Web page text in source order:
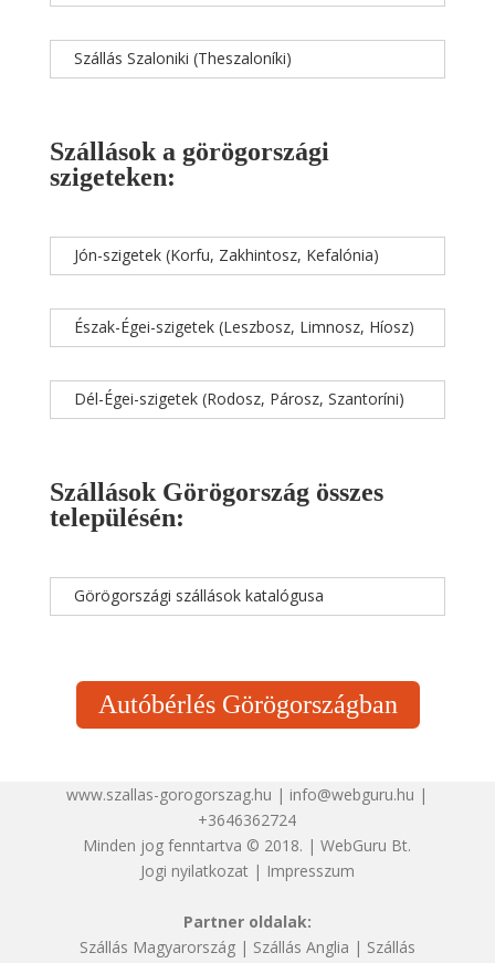
Szállás Szaloniki (Theszaloníki)
Szállások a görögországi
szigeteken:
Jón-szigetek (Korfu, Zakhintosz, Kefalónia)
Észak-Égei-szigetek (Leszbosz, Limnosz, Híosz)
Dél-Égei-szigetek (Rodosz, Párosz, Szantoríni)
Szállások Görögország összes
településén:
Görögországi szállások katalógusa
Autóbérlés Görögországban
www.szallas-gorogorszag.hu | info@webguru.hu |
+3646362724
Minden jog fenntartva © 2018. | WebGuru Bt.
Jogi nyilatkozat| Impresszum
Partner oldalak:
Szállás Magyarország| Szállás Anglia | Szállás